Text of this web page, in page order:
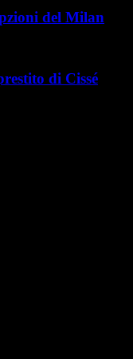
del Milan
di Cissé